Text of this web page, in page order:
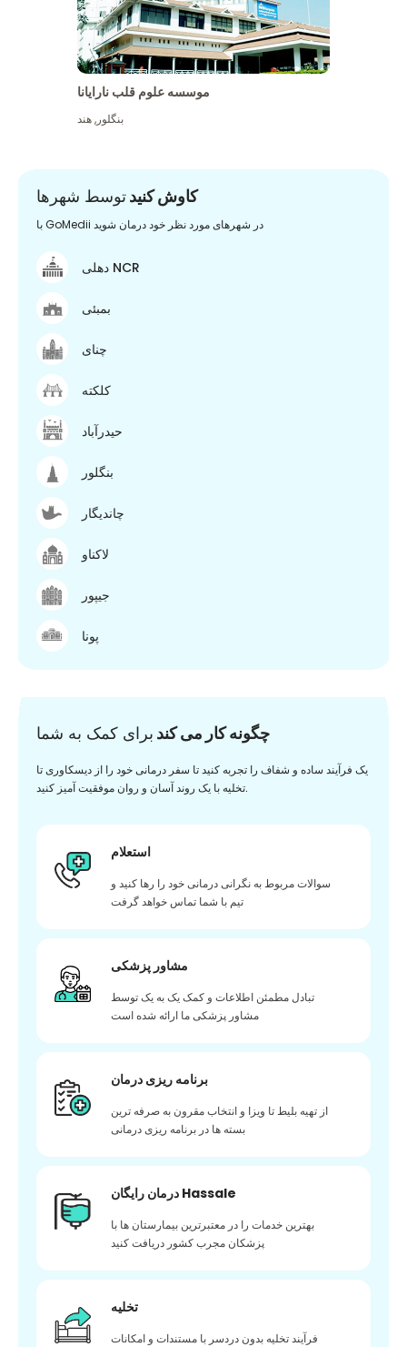
موسسه علوم قلب نارایانا
بنگلور,هند
کاوش کنیدتوسط شهرها
با GoMedii در شهرهای مورد نظر خود درمان شوید
دهلی NCR
بمبئی
چنای
کلکته
حیدرآباد
بنگلور
چاندیگار
لاکناو
جیپور
پونا
چگونه کار می کند برای کمک به شما
یک فرآیند ساده و شفاف را تجربه کنید تا سفر درمانی خود را از دیسکاوری تا
تخلیه با یک روند آسان و روان موفقیت آمیز کنید.
استعلام
سوالات مربوط به نگرانی درمانی خود را رها کنید و
تیم با شما تماس خواهد گرفت
مشاور پزشکی
تبادل مطمئن اطلاعات و کمک یک به یک توسط
مشاور پزشکی ما ارائه شده است
برنامه ریزی درمان
از تهیه بلیط تا ویزا و انتخاب مقرون به صرفه ترین
بسته ها در برنامه ریزی درمانی
درمان رایگان Hassale
بهترین خدمات را در معتبرترین بیمارستان ها با
پزشکان مجرب کشور دریافت کنید
تخلیه
فرآیند تخلیه بدون دردسر با مستندات و امکانات